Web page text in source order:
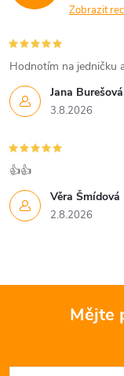
Zobrazit
Jana Burešová
3.8.2026
Hodnotím na jedničku
Věra Šmídová
2.8.2026
👍👍
Mějte